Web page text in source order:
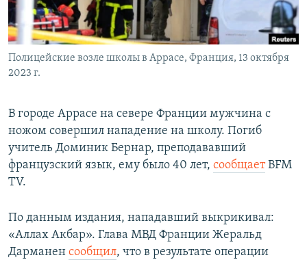
Полицейские возле школы в Аррасе, Франция, 13 октября
2023 г.
В городе Аррасе на севере Франции мужчина с
ножом совершил нападение на школу. Погиб
учитель Доминик Бернар, преподававший
французский язык, ему было 40 лет, сообщаетBFM
TV.
По данным издания, нападавший выкрикивал:
«Аллах Акбар». Глава МВД Франции Жеральд
Дарманен сообщил, что в результате операции